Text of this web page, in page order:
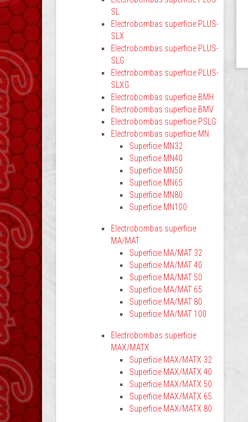
SL
Electrobombas superficie PLUS-
SLX
Electrobombas superficie PLUS-
SLG
Electrobombas superficie PLUS-
SLXG
Electrobombas superficie BMH
Electrobombas superficie BMV
Electrobombas superficie PSLG
Electrobombas superficie MN
Superficie MN32
Superficie MN40
Superficie MN50
Superficie MN65
Superficie MN80
Superficie MN100
Electrobombas superficie
MA/MAT
Superficie MA/MAT 32
Superficie MA/MAT 40
Superficie MA/MAT 50
Superficie MA/MAT 65
Superficie MA/MAT 80
Superficie MA/MAT 100
Electrobombas superficie
MAX/MATX
Superficie MAX/MATX 32
Superficie MAX/MATX 40
Superficie MAX/MATX 50
Superficie MAX/MATX 65
Superficie MAX/MATX 80